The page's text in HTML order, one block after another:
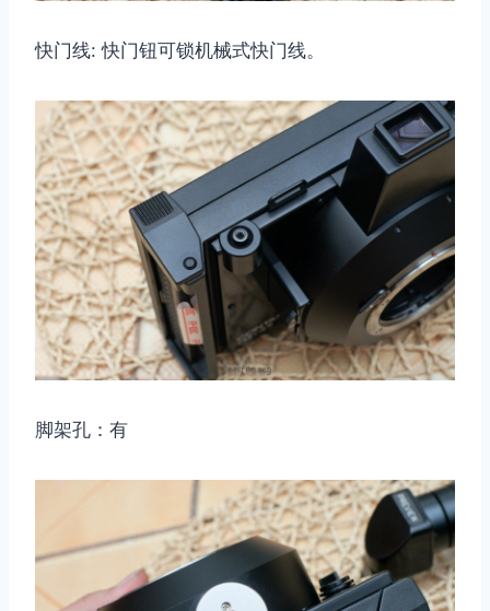
快门线: 快门钮可锁机械式快门线。
脚架孔：有
取消 搜索